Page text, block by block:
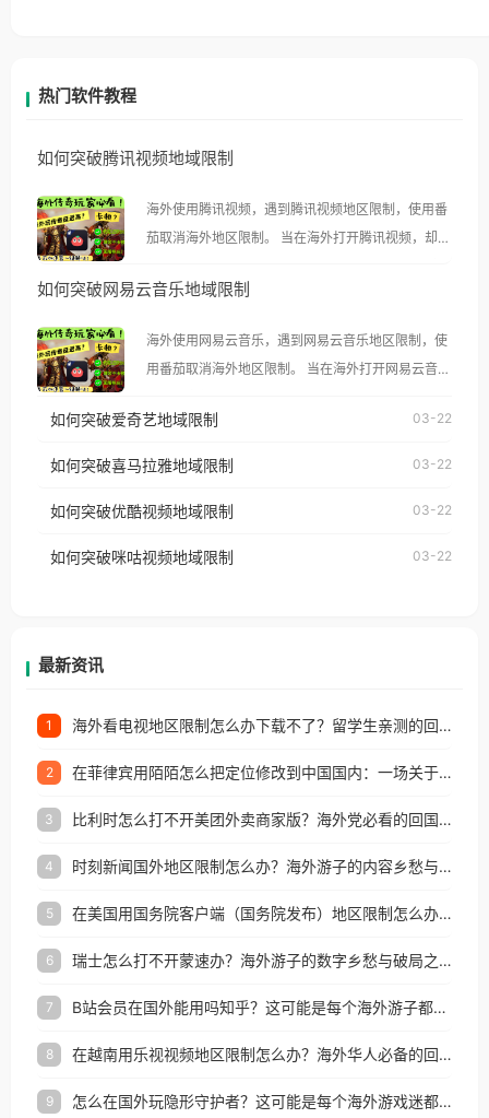
热门软件教程
如何突破腾讯视频地域限制
海外使用腾讯视频，遇到腾讯视频地区限制，使用番
茄取消海外地区限制。 当在海外打开腾讯视频，却突
示语。 海外用户如香港、澳门、台湾、美国、加拿
像其他音乐平台一样，出现地区及版权限制问题，且
仅能在中国大陆地区播放。 遇到这个问题的朋友们，
台湾、美国、加拿大、澳大利亚、欧洲等国家和地区
权限制所困扰。
如何突破网易云音乐地域限制
海外使用网易云音乐，遇到网易云音乐地区限制，使
用番茄取消海外地区限制。 当在海外打开网易云音
播放”的提示语。 海外用户如香港、澳门、台湾、美
制问题，且仅能在中国大陆地区播放。 遇到这个问题
户收听网易云音乐地区版权限制」的问题，无论人在
如何突破爱奇艺地域限制 03-22
如何突破喜马拉雅地域限制 03-22
如何突破优酷视频地域限制 03-22
如何突破咪咕视频地域限制 03-22
最新资讯
1 海外看电视地区限制怎么办下载不了？留学生亲测的回国加速方案（附2026世界杯观赛技巧）
2 在菲律宾用陌陌怎么把定位修改到中国国内：一场关于归属感与连接的探索
3 比利时怎么打不开美团外卖商家版？海外党必看的回国加速全攻略
4 时刻新闻国外地区限制怎么办？海外游子的内容乡愁与破局之路
5 在美国用国务院客户端（国务院发布）地区限制怎么办？3步解决海外看国内内容难题
6 瑞士怎么打不开蒙速办？海外游子的数字乡愁与破局之路
7 B站会员在国外能用吗知乎？这可能是每个海外游子都问过的问题
8 在越南用乐视视频地区限制怎么办？海外华人必备的回国加速攻略
9 怎么在国外玩隐形守护者？这可能是每个海外游戏迷都问过的问题